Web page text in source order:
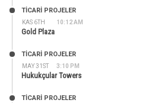
KAS 6TH 10:12 AM
TİCARİ PROJELER
Gold Plaza
MAY 31ST 3:10 PM
TİCARİ PROJELER
Hukukçular Towers
TİCARİ PROJELER